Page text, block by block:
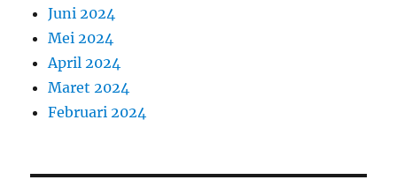
Juni 2024
Mei 2024
April 2024
Maret 2024
Februari 2024